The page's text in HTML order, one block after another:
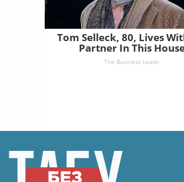
Tom Selleck, 80, Lives
Partner In This
The Business Leads